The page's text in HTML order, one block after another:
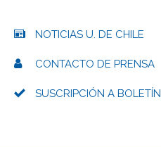
NOTICIAS U. DE CHILE
CONTACTO DE PRENSA
SUSCRIPCIÓN A BOLETÍN